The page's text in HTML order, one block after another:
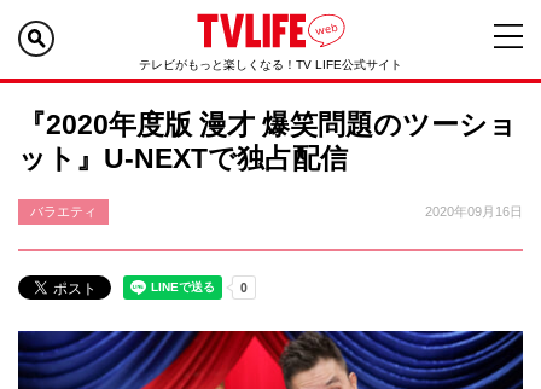
テレビがもっと楽しくなる！TV LIFE公式サイト
『2020年度版 漫才 爆笑問題のツーショ
ット』U-NEXTで独占配信
バラエティ 2020年09月16日